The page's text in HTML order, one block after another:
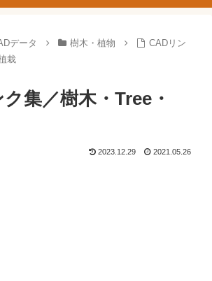
データ 樹木・植物
CADリン
栽
集／樹木・Tree・
2023.12.29 2021.05.26